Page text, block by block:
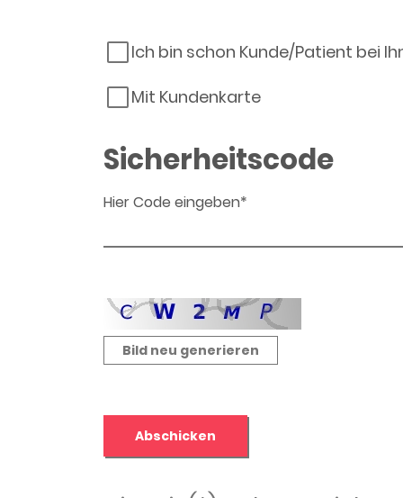
Ich bin schon Kunde/Patient bei
Mit Kundenkarte
Sicherheitscode
Hier Code eingeben*